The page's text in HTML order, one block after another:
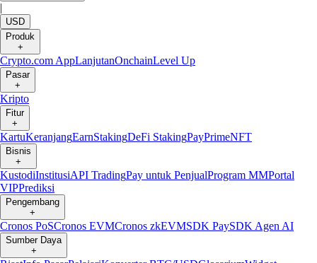
|
USD
Produk
+
Crypto.com AppLanjutanOnchainLevel Up
Pasar
+
Kripto
Fitur
+
KartuKeranjangEarnStakingDeFi StakingPayPrimeNFT
Bisnis
+
KustodiInstitusiAPI TradingPay untuk PenjualProgram MMPortal
VIPPrediksi
Pengembang
+
Cronos PoSCronos EVMCronos zkEVMSDK PaySDK Agen AI
Sumber Daya
+